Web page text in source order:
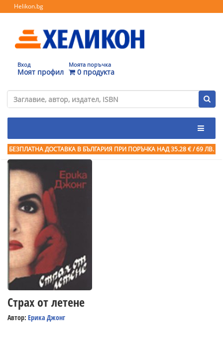
Helikon.bg
Вход
Моят профил
Моята поръчка
0 продукта
БЕЗПЛАТНА ДОСТАВКА В БЪЛГАРИЯ ПРИ ПОРЪЧКА НАД 35.28 € / 69 ЛВ.
Страх от летене
Автор: Ерика Джонг